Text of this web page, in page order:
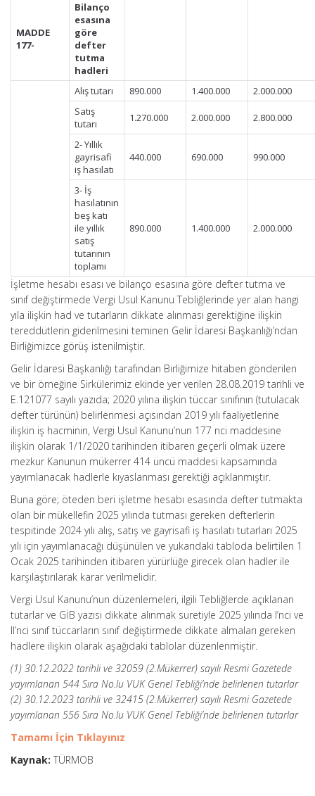
MADDE
177-
Bilanço
esasına
göre
defter
tutma
hadleri
Alış tutarı
890.000 1.400.000
2.000.000
Satış
tutarı
1.270.000 2.000.000 2.800.000
2- Yıllık
gayrisafi
iş hasılatı
440.000 690.000 990.000
3- İş
hasılatının
beş katı
ile yıllık
satış
tutarının
toplamı
890.000 1.400.000 2.000.000
İşletme hesabı esası ve bilanço esasına göre defter tutma ve
sınıf değiştirmede Vergi Usul Kanunu Tebliğlerinde yer alan hangi
yıla ilişkin had ve tutarların dikkate alınması gerektiğine ilişkin
tereddütlerin giderilmesini teminen Gelir İdaresi Başkanlığı’ndan
Birliğimizce görüş istenilmiştir.
Gelir İdaresi Başkanlığı tarafından Birliğimize hitaben gönderilen
ve bir örneğine Sirkülerimiz ekinde yer verilen 28.08.2019 tarihli ve
E.121077 sayılı yazıda; 2020 yılına ilişkin tüccar sınıfının (tutulacak
defter türünün) belirlenmesi açısından 2019 yılı faaliyetlerine
ilişkin iş hacminin, Vergi Usul Kanunu’nun 177 nci maddesine
ilişkin olarak 1/1/2020 tarihinden itibaren geçerli olmak üzere
mezkur Kanunun mükerrer 414 üncü maddesi kapsamında
yayımlanacak hadlerle kıyaslanması gerektiği açıklanmıştır.
Buna göre; öteden beri işletme hesabı esasında defter tutmakta
olan bir mükellefin 2025 yılında tutması gereken defterlerin
tespitinde 2024 yılı alış, satış ve gayrisafi iş hasılatı tutarları 2025
yılı için yayımlanacağı düşünülen ve yukarıdaki tabloda belirtilen 1
Ocak 2025 tarihinden itibaren yürürlüğe girecek olan hadler ile
karşılaştırılarak karar verilmelidir.
Vergi Usul Kanunu’nun düzenlemeleri, ilgili Tebliğlerde açıklanan
tutarlar ve GİB yazısı dikkate alınmak suretiyle 2025 yılında I’nci ve
II’nci sınıf tüccarların sınıf değiştirmede dikkate almaları gereken
hadlere ilişkin olarak aşağıdaki tablolar düzenlenmiştir.
(1) 30.12.2022 tarihli ve 32059 (2.Mükerrer) sayılı Resmi Gazetede
yayımlanan 544 Sıra No.lu VUK Genel Tebliği’nde belirlenen tutarlar
(2) 30.12.2023 tarihli ve 32415 (2.Mükerrer) sayılı Resmi Gazetede
yayımlanan 556 Sıra No.lu VUK Genel Tebliği’nde belirlenen tutarlar
Tamamı İçin Tıklayınız
Kaynak: TÜRMOB